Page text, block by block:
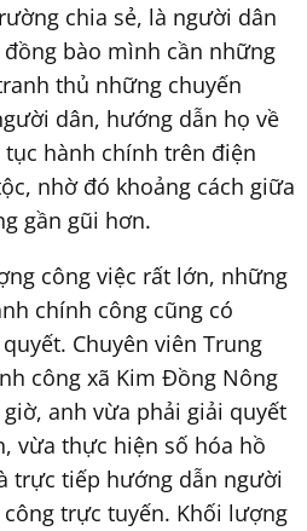
chia sẻ, là người dân
bào mình cần những
thủ những chuyến
dân, hướng dẫn họ về
hành chính trên điện
nhờ đó khoảng cách giữa
gần gũi hơn.
công việc rất lớn, những
chính công cũng có
Chuyên viên Trung
công xã Kim Đồng Nông
giờ, anh vừa phải giải quyết
vừa thực hiện số hóa hồ
trực tiếp hướng dẫn người
trực tuyến. Khối lượng